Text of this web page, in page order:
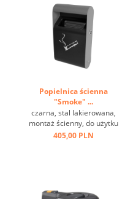
Popielnica ścienna
"Smoke" ...
czarna, stal lakierowana,
montaż ścienny, do użytku
zewnętrznego ...
405,00 PLN